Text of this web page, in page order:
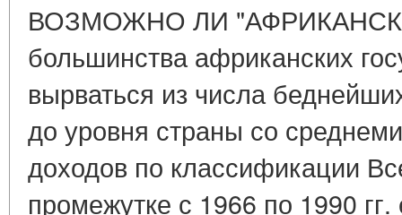
ВОЗМОЖНО ЛИ
большинства африканских
вырваться из числа
до уровня страны со
доходов по классификации
промежутке с 1966 по 1990